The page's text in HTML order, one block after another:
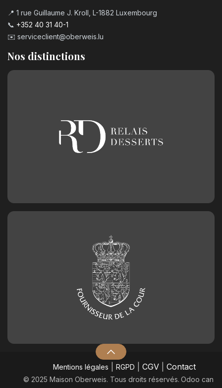
📍 1 rue Guillaume J. Kroll, L-1882 Luxembourg
📞 +352 40 31 40-1
✉️ serviceclient@oberweis.lu
Nos distinctions
Mentions légales RGPD CGV| Contact
© 2025 Maison Oberweis. Tous droits réservés. ​Odoo can